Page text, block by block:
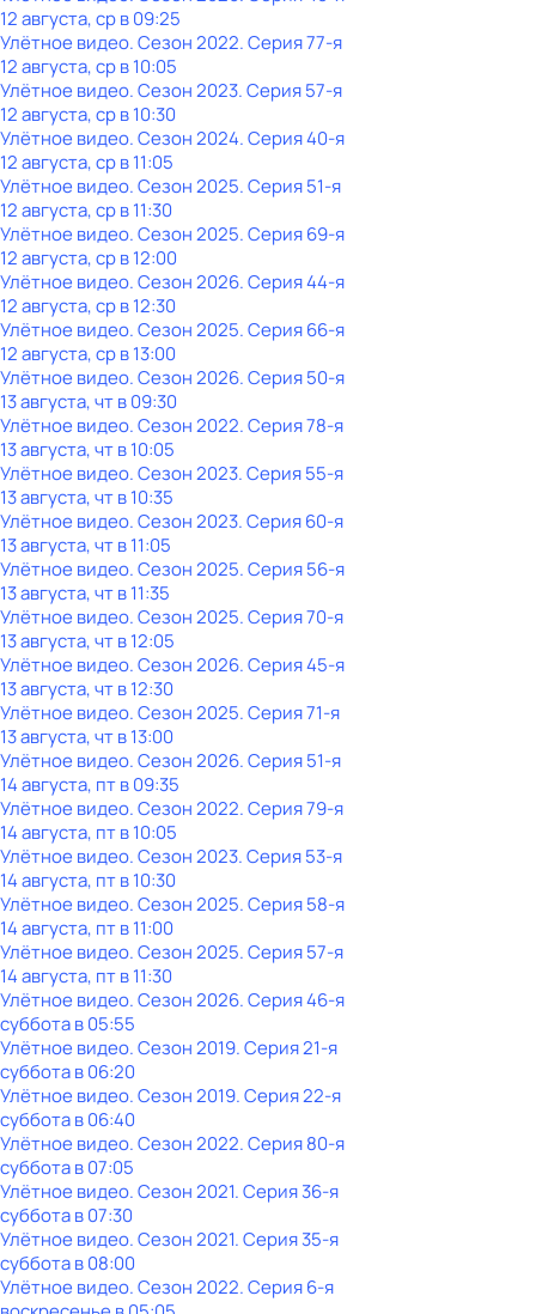
12 августа, ср в 09:25
Улётное видео. Сезон 2022. Серия 77-я
12 августа, ср в 10:05
Улётное видео. Сезон 2023. Серия 57-я
12 августа, ср в 10:30
Улётное видео. Сезон 2024. Серия 40-я
12 августа, ср в 11:05
Улётное видео. Сезон 2025. Серия 51-я
12 августа, ср в 11:30
Улётное видео. Сезон 2025. Серия 69-я
12 августа, ср в 12:00
Улётное видео. Сезон 2026. Серия 44-я
12 августа, ср в 12:30
Улётное видео. Сезон 2025. Серия 66-я
12 августа, ср в 13:00
Улётное видео. Сезон 2026. Серия 50-я
13 августа, чт в 09:30
Улётное видео. Сезон 2022. Серия 78-я
13 августа, чт в 10:05
Улётное видео. Сезон 2023. Серия 55-я
13 августа, чт в 10:35
Улётное видео. Сезон 2023. Серия 60-я
13 августа, чт в 11:05
Улётное видео. Сезон 2025. Серия 56-я
13 августа, чт в 11:35
Улётное видео. Сезон 2025. Серия 70-я
13 августа, чт в 12:05
Улётное видео. Сезон 2026. Серия 45-я
13 августа, чт в 12:30
Улётное видео. Сезон 2025. Серия 71-я
13 августа, чт в 13:00
Улётное видео. Сезон 2026. Серия 51-я
14 августа, пт в 09:35
Улётное видео. Сезон 2022. Серия 79-я
14 августа, пт в 10:05
Улётное видео. Сезон 2023. Серия 53-я
14 августа, пт в 10:30
Улётное видео. Сезон 2025. Серия 58-я
14 августа, пт в 11:00
Улётное видео. Сезон 2025. Серия 57-я
14 августа, пт в 11:30
Улётное видео. Сезон 2026. Серия 46-я
субботав05:55
Улётное видео. Сезон 2019. Серия 21-я
субботав06:20
Улётное видео. Сезон 2019. Серия 22-я
субботав06:40
Улётное видео. Сезон 2022. Серия 80-я
субботав07:05
Улётное видео. Сезон 2021. Серия 36-я
субботав07:30
Улётное видео. Сезон 2021. Серия 35-я
субботав08:00
Улётное видео. Сезон 2022. Серия 6-я